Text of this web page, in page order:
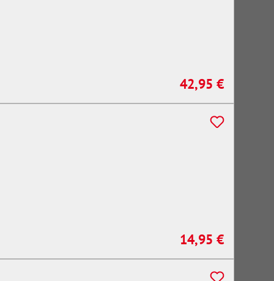
Regulärer Preis:
42,95 €
Regulärer Preis:
14,95 €